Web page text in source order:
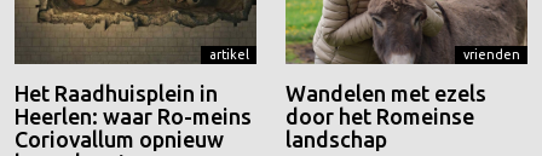
artikel
Het Raadhuisplein in
Heerlen: waar Ro-meins
Coriovallum opnieuw
vrienden
Wandelen met ezels
door het Romeinse
landschap